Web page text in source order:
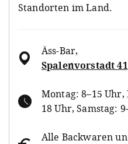
Standorten im Land.
Äss-Bar,
Spalenvorstadt
Montag: 8–15
18 Uhr, Samstag:
Alle Backwaren